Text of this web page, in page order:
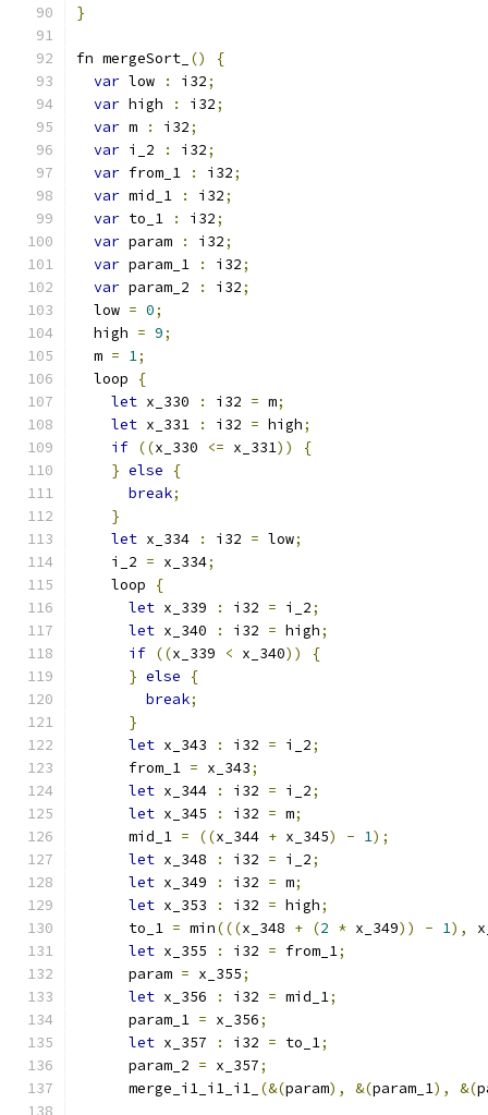
}
fn mergeSort_ ()
{
var low : i32;
var high : i32;
var m : i32;
var i_2 : i32;
var from_1 : i32;
var mid_1 : i32;
var to_1 : i32;
var param : i32;
var param_1 : i32;
var param_2 : i32;
  low
= 0;
  high
= 9;
  m
= 1;
  loop
{
let x_330 : i32 = m;
let x_331 : i32 = high;
if ((x_330 <= x_331))
{
} else
{
break;
}
let x_334 : i32 = low;
    i_2
= x_334;
    loop
{
let x_339 : i32 = i_2;
let x_340 : i32 = high;
if ((x_339 < x_340))
{
} else
{
break;
}
let x_343 : i32 = i_2;
      from_1
= x_343;
let x_344 : i32 = i_2;
let x_345 : i32 = m;
      mid_1
= ((x_344 + x_345) - 1);
let x_348 : i32 = i_2;
let x_349 : i32 = m;
let x_353 : i32 = high;
      to_1
= min(((x_348 + (2 * x_349)) - 1),
let x_355 : i32 = from_1;
      param
= x_355;
let x_356 : i32 = mid_1;
      param_1
= x_356;
let x_357 : i32 = to_1;
      param_2
= x_357;
      merge_i1_i1_i1_
(&(param), &(param_1), &(